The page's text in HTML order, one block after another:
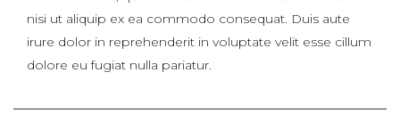
nisi ut aliquip ex ea commodo consequat. Duis aute
irure dolor in reprehenderit in voluptate velit esse cillum
dolore eu fugiat nulla pariatur.